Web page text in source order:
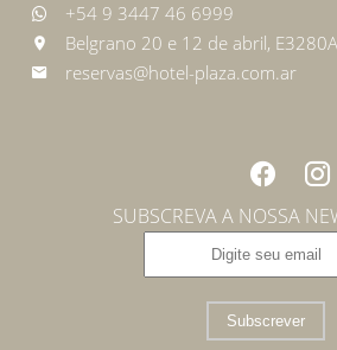
+54 9 3447 46 6999
Belgrano 20 e 12 de abril,
reservas@hotel-plaza.com.ar
SUBSCREVA A NOSSA
Subscrever